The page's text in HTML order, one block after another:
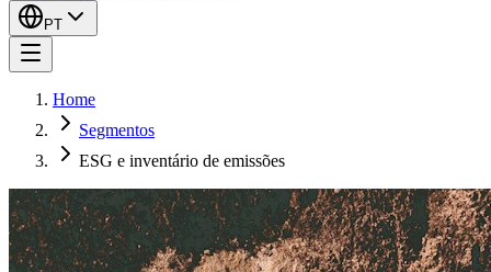
PT
Home
Segmentos
ESG e inventário de emissões